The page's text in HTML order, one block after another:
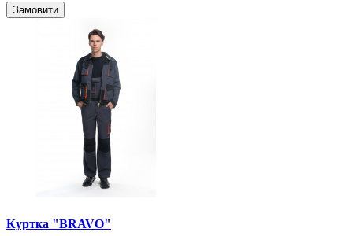
Замовити
Куртка "BRAVO"